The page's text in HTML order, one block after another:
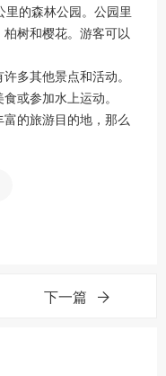
的森林公园。公园里
树和樱花。游客可以
多其他景点和活动。
或参加水上运动。
的旅游目的地，那么
下一篇